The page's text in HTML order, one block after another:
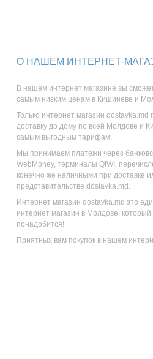
О НАШЕМ ИНТЕРНЕТ-
В нашем интернет магазине вы
самым низким ценам в Кишиневе и
Только интернет магазин dostavka.md
доставку до дому по всей Молдове и
самым выгодным тарифам.
Мы принимаем платежи через
WebMoney, терминалы QIWI,
конечно же наличными при доставке
представительстве dostavka.md.
Интернет магазин dostavka.md это
интернет магазин в Молдове, который
понадобится!
Приятных вам покупок в нашем